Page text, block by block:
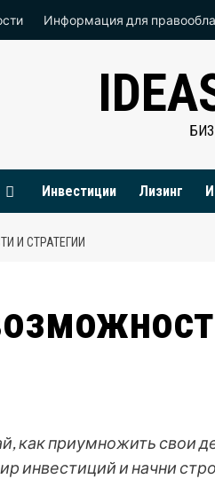
Информация для
Инвестиции Лизинг
И СТРАТЕГИИ
как приумножить свои
инвестиций и начни